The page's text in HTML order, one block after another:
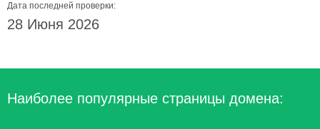
Дата последней проверки:
28 Июня 2026
Наиболее популярные страницы домена: